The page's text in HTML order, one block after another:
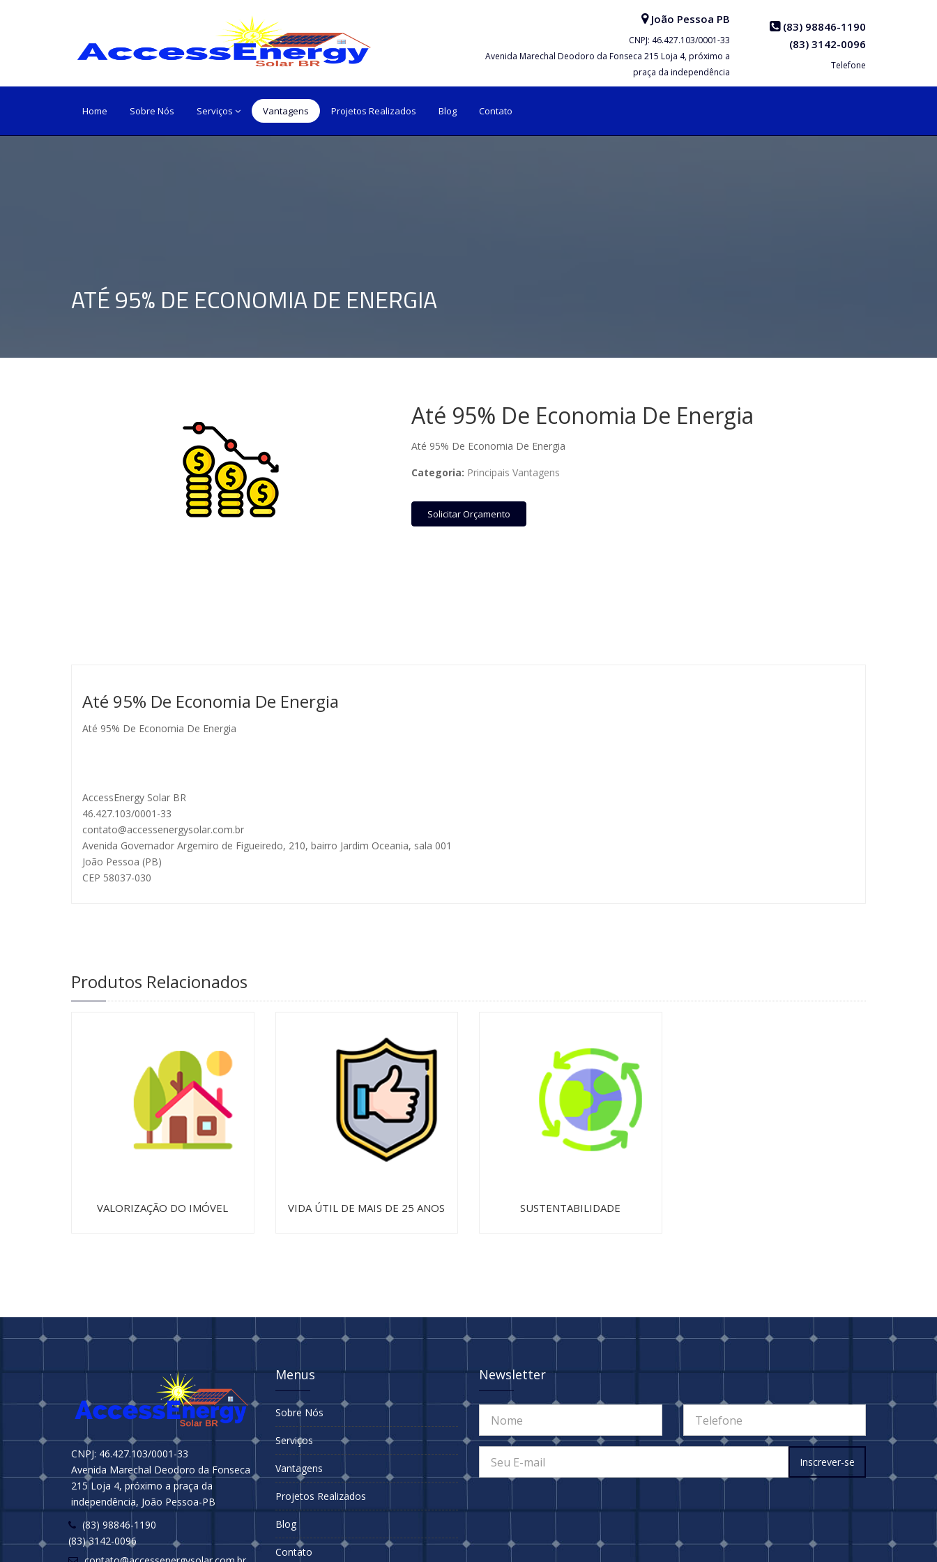
João Pessoa PB
CNPJ: 46.427.103/0001-33
Avenida Marechal Deodoro da Fonseca 215 Loja 4, próximo a
praça da independência
(83) 98846-1190
(83) 3142-0096
Telefone
Home Sobre Nós Serviços Vantagens Projetos Realizados Blog Contato
ATÉ 95% DE ECONOMIA DE ENERGIA
Até 95% De Economia De Energia
Até 95% De Economia De Energia
Categoria: Principais Vantagens
Solicitar Orçamento
Até 95% De Economia De Energia
Até 95% De Economia De Energia
AccessEnergy Solar BR
46.427.103/0001-33
contato@accessenergysolar.com.br
Avenida Governador Argemiro de Figueiredo, 210, bairro Jardim Oceania, sala 001
João Pessoa (PB)
CEP 58037-030
Produtos Relacionados
VALORIZAÇÃO DO IMÓVEL VIDA ÚTIL DE MAIS DE 25 ANOS SUSTENTABILIDADE
CNPJ: 46.427.103/0001-33
Avenida Marechal Deodoro da Fonseca
215 Loja 4, próximo a praça da
independência, João Pessoa-PB
(83) 98846-1190
(83) 3142-0096
Menus
Sobre Nós
Serviços
Vantagens
Projetos Realizados
Blog
Contato
Newsletter
Inscrever-se